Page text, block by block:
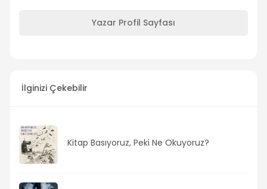
Yazar Profil Sayfası
İlginizi Çekebilir
Kitap Basıyoruz, Peki Ne Okuyoruz?